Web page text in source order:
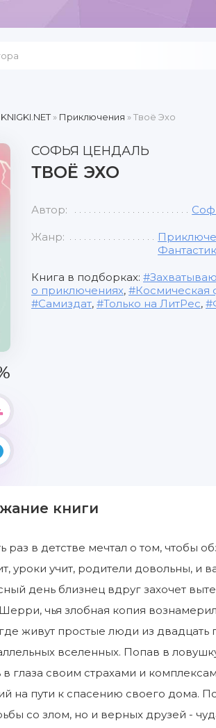
» Приключения » Твоё Эхо
СОФЬЯ ЦЕНДАЛЬ
ТВОЁ ЭХО
Автор:
Жанр:
Книга в подборках:
о приключениях, Космическая
Самиздат, Только на ЛитРес,
книги
раз в детстве мечтал о том, чтобы
уроки учит, родители довольны, и
день близнец вдруг захочет
чья злобная копия
живут простые люди из двадцать
вселенных. Попав в
в глаза своим страхами и
на пути к спасению своего дома.
со злом, но и верных друзей -